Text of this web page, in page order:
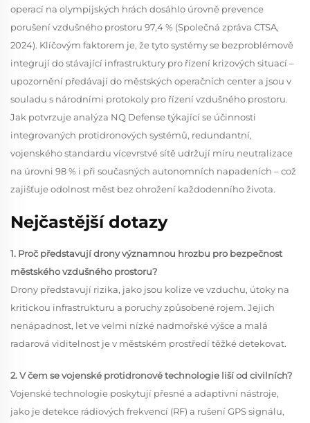
operací na olympijských hrách dosáhlo úrovně prevence
porušení vzdušného prostoru 97,4 % (Společná zpráva CTSA,
2024). Klíčovým faktorem je, že tyto systémy se bezproblémově
integrují do stávající infrastruktury pro řízení krizových situací –
upozornění předávají do městských operačních center a jsou v
souladu s národními protokoly pro řízení vzdušného prostoru.
Jak potvrzuje analýza NQ Defense týkající se účinnosti
integrovaných protidronových systémů, redundantní,
vojenského standardu vícevrstvé sítě udržují míru neutralizace
na úrovni 98 % i při současných autonomních napadeních – což
zajišťuje odolnost měst bez ohrožení každodenního života.
Nejčastější dotazy
1. Proč představují drony významnou hrozbu pro bezpečnost
městského vzdušného prostoru?
Drony představují rizika, jako jsou kolize ve vzduchu, útoky na
kritickou infrastrukturu a poruchy způsobené rojem. Jejich
nenápadnost, let ve velmi nízké nadmořské výšce a malá
radarová viditelnost je v městském prostředí těžké detekovat.
2. V čem se vojenské protidronové technologie liší od civilních?
Vojenské technologie poskytují přesné a adaptivní nástroje,
jako je detekce rádiových frekvencí (RF) a rušení GPS signálu,